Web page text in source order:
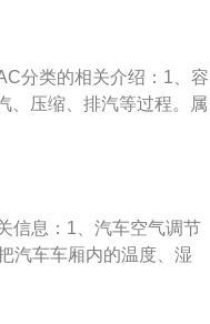
分类的相关介绍：1、容
、压缩、排汽等过程。属
压缩机是靠高速旋转的
杆式：螺杆式压缩机是
的变化来完成蒸气的吸
问世，主要用于压缩空
，喷油式螺杆压缩机已
和单螺杆两大类，双螺
信息：1、汽车空气调节
汽车车厢内的温度、湿
员提供舒适的乘坐环